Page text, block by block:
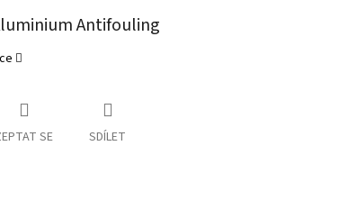
Antifouling
SE SDÍLET